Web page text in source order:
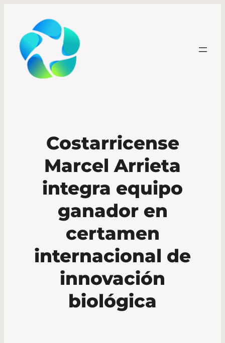
Costarricense
Marcel Arrieta
integra equipo
ganador en
certamen
internacional de
innovación
biológica